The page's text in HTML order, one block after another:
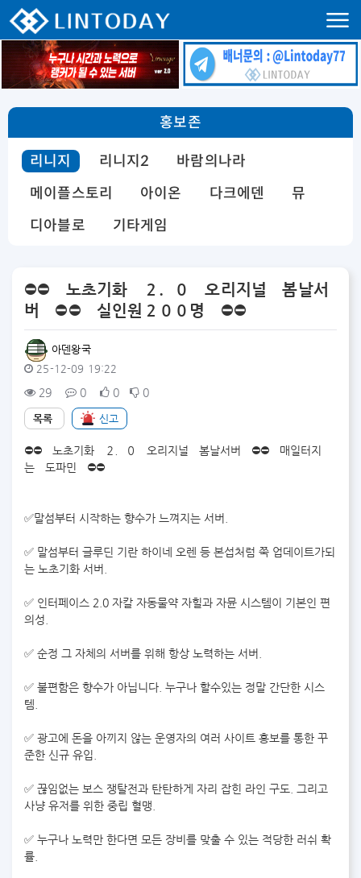
⛔⛔ 노초기화 ２．０ 오리지널 봄날서버 ⛔⛔ 매일터지는 도파민 ⛔⛔ ✅말섬부터 시작
하는 향수가 느껴지는 서버.✅ 말섬부터 글루딘 기란 하이네 오렌 등 본섭처럼 쭉 업데이트가되는 노
초기화 서버.✅ 인터페이스 2.0 자칼 자동물약 자힐과 자뮨 시스템이 기본인 편의성. ✅ 순정 그 자체
의 서버를 위해 항상 노력하는 서버.✅ 불편함은 향수가 아닙니다. 누구나 할수있는 정말 간단한 시스
템.✅ 광고에 돈을 아끼지 않는 운영자의 여러 사이트 홍보를 통한 꾸준한 신규 유입.✅ 끊임없는 보스
쟁탈전과 탄탄하게 자리 잡힌 라인 구도. 그리고 사냥 유저를 위한 중립 혈맹.✅ 누구나 노력만 한다면
모든 장비를 맞출 수 있는 적당한 러쉬 확률.✅ 기사 군주 마법사 요정 4케릭의 완벽한 벨런스. ✅ 유
는 서버.✅ 사냥할시간도 없고 전투만하고싶다면 마을에만 세워둬도 경물 지급.옛날 리니지 본서버 그
때 그시절 추억을 느껴보세요.24시간 끝이 없는 전투!! 도파민 폭발!!접속하는순간 당신은 옛날 그
지 https://qhaskf112.blogspot.com/https://qhaskf112.blogspot.com/
홍보존
리니지 리니지2
바람의나라
메이플스토리
아이온 다크에덴
뮤
디아블로
기타게임
⛔⛔ 노초기화 ２．０ 오리지널 봄날서
버 ⛔⛔ 실인원２００명 ⛔⛔
아덴왕국
25-12-09 19:22
29 0 0 0
목록 신고
본문
⛔⛔ 노초기화 ２．０ 오리지널 봄날서버 ⛔⛔ 매일터지
는 도파민 ⛔⛔
✅말섬부터 시작하는 향수가 느껴지는 서버.
✅ 말섬부터 글루딘 기란 하이네 오렌 등 본섭처럼 쭉 업데이트가되
는 노초기화 서버.
✅ 인터페이스 2.0 자칼 자동물약 자힐과 자뮨 시스템이 기본인 편
의성.
✅ 순정 그 자체의 서버를 위해 항상 노력하는 서버.
✅ 불편함은 향수가 아닙니다. 누구나 할수있는 정말 간단한 시스
템.
✅ 광고에 돈을 아끼지 않는 운영자의 여러 사이트 홍보를 통한 꾸
준한 신규 유입.
✅ 끊임없는 보스 쟁탈전과 탄탄하게 자리 잡힌 라인 구도. 그리고
사냥 유저를 위한 중립 혈맹.
✅ 누구나 노력만 한다면 모든 장비를 맞출 수 있는 적당한 러쉬 확
률.